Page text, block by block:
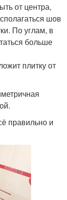
от центра,
шов
По углам, в
больше
плитку от
правильно и